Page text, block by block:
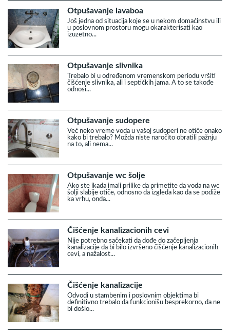
Otpušavanje lavaboa
Još jedna od situacija koje se u nekom domaćinstvu ili
u poslovnom prostoru mogu okarakterisati kao
izuzetno...
Otpušavanje slivnika
Trebalo bi u određenom vremenskom periodu vršiti
čišćenje slivnika, ali i septičkih jama. A to se takođe
odnosi...
Otpušavanje sudopere
Već neko vreme voda u vašoj sudoperi ne otiče onako
kako bi trebalo? Možda niste naročito obratili pažnju
na to, ali nema...
Otpušavanje wc šolje
Ako ste ikada imali prilike da primetite da voda na wc
šolji slabije otiče, odnosno da izgleda kao da se podiže
ka vrhu, onda...
Čišćenje kanalizacionih cevi
Nije potrebno sačekati da dođe do začepljenja
kanalizacije da bi bilo izvršeno čišćenje kanalizacionih
cevi, a nažalost...
Čišćenje kanalizacije
Odvodi u stambenim i poslovnim objektima bi
definitivno trebalo da funkcionišu besprekorno, da ne
bi došlo...